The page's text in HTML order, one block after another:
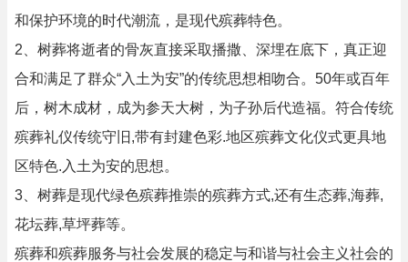
和保护环境的时代潮流，是现代殡葬特色。
2、树葬将逝者的骨灰直接采取播撒、深埋在底下，真正迎
合和满足了群众“入土为安”的传统思想相吻合。50年或百年
后，树木成材，成为参天大树，为子孙后代造福。符合传统
殡葬礼仪传统守旧,带有封建色彩.地区殡葬文化仪式更具地
区特色.入土为安的思想。
3、树葬是现代绿色殡葬推崇的殡葬方式,还有生态葬,海葬,
花坛葬,草坪葬等。
殡葬和殡葬服务与社会发展的稳定与和谐与社会主义社会的